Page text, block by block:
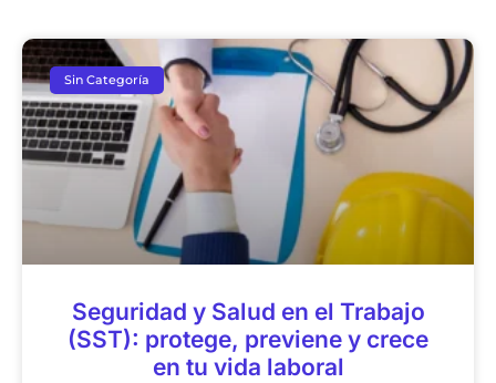
Sin Categoría
Seguridad y Salud en el Trabajo
(SST): protege, previene y crece
en tu vida laboral